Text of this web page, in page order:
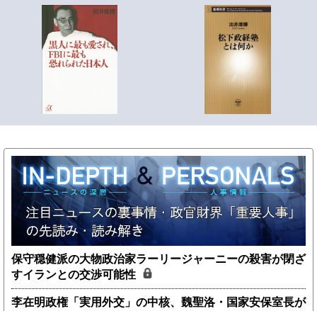
保守穏健派の大物政治家ラーリージャーニーの殺害が閉ざ
すイランとの交渉可能性
李在明政権「実用外交」の中核、魏聖洛・国家安保室長が